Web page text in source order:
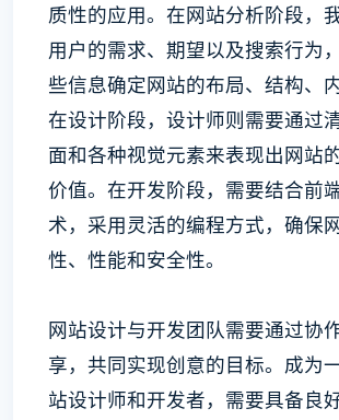
质性的应用。在网站分析阶段，
用户的需求、期望以及搜索行为
些信息确定网站的布局、结构、
在设计阶段，设计师则需要通过
面和各种视觉元素来表现出网站
价值。在开发阶段，需要结合前
术，采用灵活的编程方式，确保
性、性能和安全性。
网站设计与开发团队需要通过协
享，共同实现创意的目标。成为
站设计师和开发者，需要具备良